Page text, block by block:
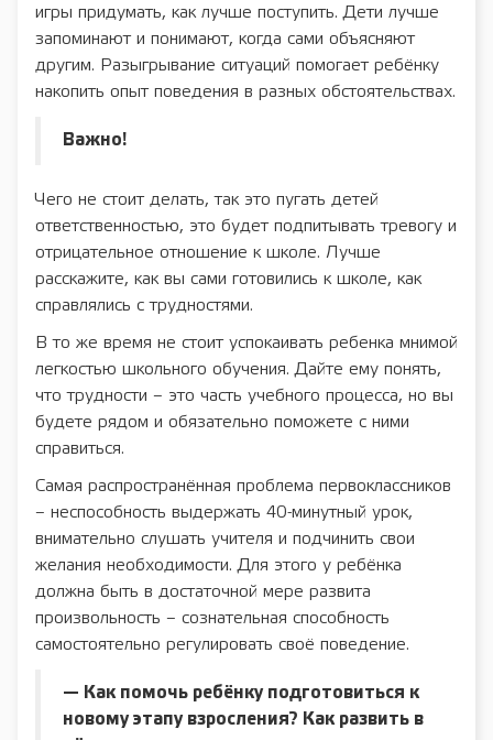
игры придумать, как лучше поступить. Дети лучше
запоминают и понимают, когда сами объясняют
другим. Разыгрывание ситуаций помогает ребёнку
накопить опыт поведения в разных обстоятельствах.
Важно!
Чего не стоит делать, так это пугать детей
ответственностью, это будет подпитывать тревогу и
отрицательное отношение к школе. Лучше
расскажите, как вы сами готовились к школе, как
справлялись с трудностями.
В то же время не стоит успокаивать ребенка мнимой
легкостью школьного обучения. Дайте ему понять,
что трудности – это часть учебного процесса, но вы
будете рядом и обязательно поможете с ними
справиться.
Самая распространённая проблема первоклассников
– неспособность выдержать 40-минутный урок,
внимательно слушать учителя и подчинить свои
желания необходимости. Для этого у ребёнка
должна быть в достаточной мере развита
произвольность – сознательная способность
самостоятельно регулировать своё поведение.
— Как помочь ребёнку подготовиться к
новому этапу взросления? Как развить в